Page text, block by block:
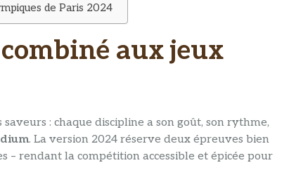
de Paris 2024
combiné aux jeux
: chaque discipline a son goût, son rythme,
. La version 2024 réserve deux épreuves bien
– rendant la compétition accessible et épicée pour